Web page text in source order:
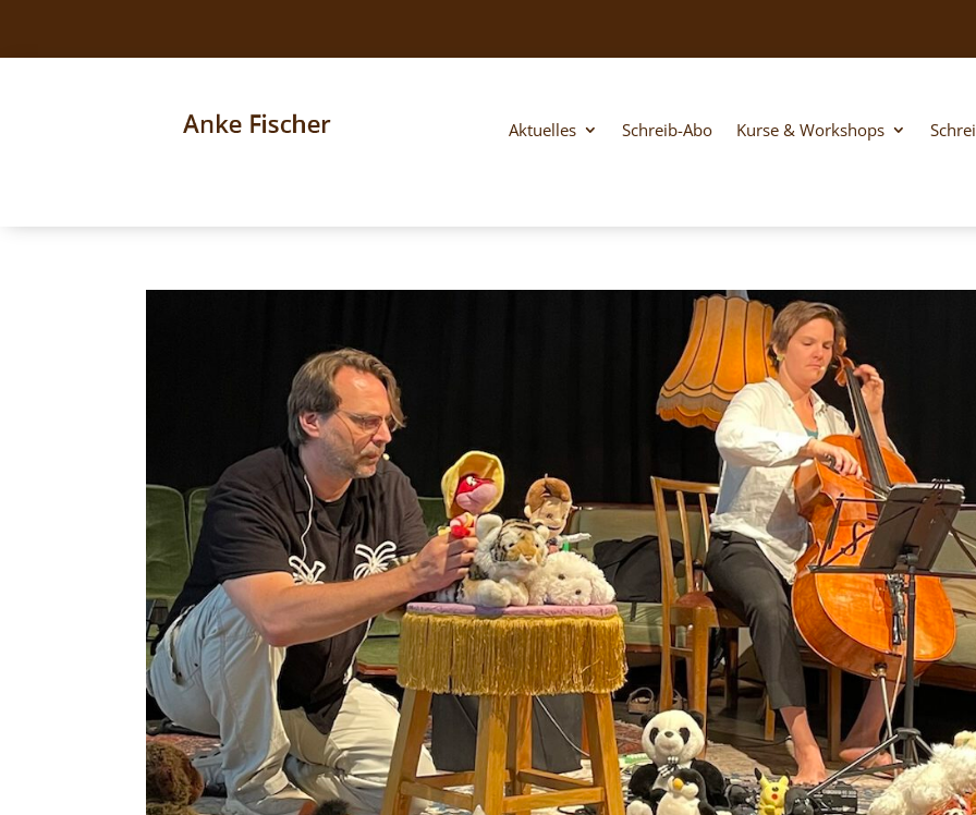
Aktuelles Schreib-Abo Kurse & Workshops